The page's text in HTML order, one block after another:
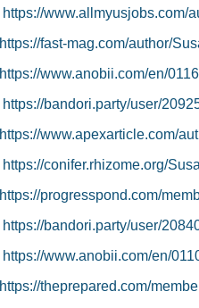
https://www.allmyusjobs.com/
https://fast-mag.com/author/
https://www.anobii.com/en/
https://bandori.party/user/
https://www.apexarticle.com/
https://conifer.rhizome.org/
https://progresspond.com/
https://bandori.party/user/
https://www.anobii.com/en/
https://theprepared.com/